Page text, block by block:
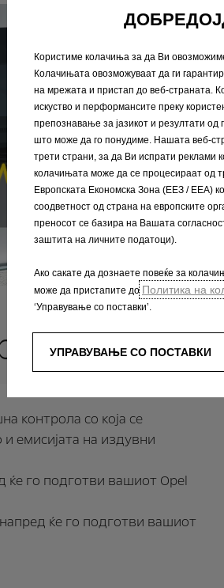
за
контрола со која се
емисијата на издувни
ќе го подготви вашиот Opel
ќе го подготви вашиот
Користиме колачиња за да Ви
Колачињата овозможуваат да ги
на мрежата и пристап до веб-страната.
искуство и перформансите преку
препознавање за јазикот и резултати
што може да го понудиме. Нашата веб-
трети страни, за да Ви испрати реклами
колачињата може да се процесираат од
Европската Економска Зона (ЕЕЗ / EEA)
соодветност од страна на европските
преносот се базира на Вашата
заштита на личните податоци).
Ако сакате да дознаете повеќе за
може да пристапите до Политика на
‘Управување со поставки’.
УПРАВУВАЊЕ СО ПОСТАВКИ